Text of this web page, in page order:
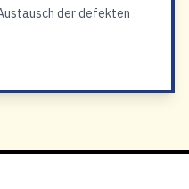
der defekten